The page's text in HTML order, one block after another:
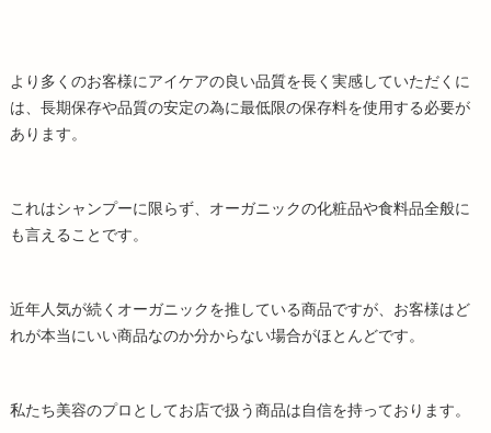
より多くのお客様にアイケアの良い品質を長く実感していただくに
は、長期保存や品質の安定の為に最低限の保存料を使用する必要が
あります。
これはシャンプーに限らず、オーガニックの化粧品や食料品全般に
も言えることです。
近年人気が続くオーガニックを推している商品ですが、お客様はど
れが本当にいい商品なのか分からない場合がほとんどです。
私たち美容のプロとしてお店で扱う商品は自信を持っております。